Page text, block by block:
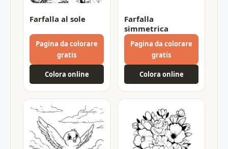
Farfalla al sole
Pagina da colorare
gratis
Colora online
Farfalla
simmetrica
Pagina da colorare
gratis
Colora online